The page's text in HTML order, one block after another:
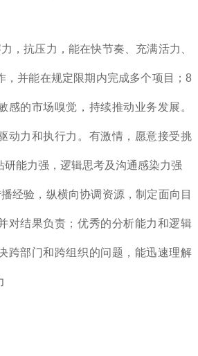
，抗压力，能在快节奏、充满活力、
，并能在规定限期内完成多个项目；8
感的市场嗅觉，持续推动业务发展。
动力和执行力。有激情，愿意接受挑
研能力强，逻辑思考及沟通感染力强
经验，纵横向协调资源，制定面向目
对结果负责；优秀的分析能力和逻辑
跨部门和跨组织的问题，能迅速理解